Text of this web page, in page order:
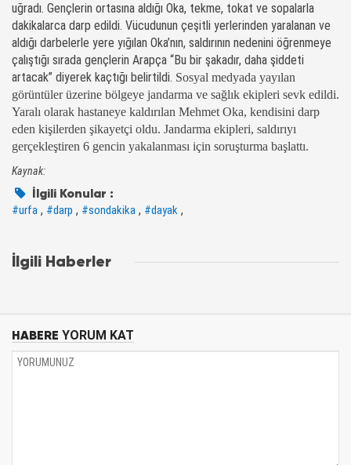
uğradı. Gençlerin ortasına aldığı Oka, tekme, tokat ve sopalarla
dakikalarca darp edildi. Vücudunun çeşitli yerlerinden yaralanan ve
aldığı darbelerle yere yığılan Oka’nın, saldırının nedenini öğrenmeye
çalıştığı sırada gençlerin Arapça “Bu bir şakadır, daha şiddeti
artacak” diyerek kaçtığı belirtildi. Sosyal medyada yayılan
görüntüler üzerine bölgeye jandarma ve sağlık ekipleri sevk edildi.
Yaralı olarak hastaneye kaldırılan Mehmet Oka, kendisini darp
eden kişilerden şikayetçi oldu. Jandarma ekipleri, saldırıyı
gerçekleştiren 6 gencin yakalanması için soruşturma başlattı.
Kaynak:
İlgili Konular :
#urfa , #darp , #sondakika , #dayak ,
İlgili Haberler
HABERE YORUM KAT